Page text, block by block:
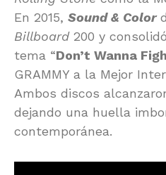
En 2015, Sound & Color
Billboard200 y
tema “Don’t Wanna
GRAMMY a la Mejor
Ambos discos
dejando una huella
contemporánea.